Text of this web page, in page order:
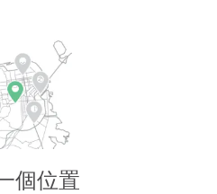
個位置